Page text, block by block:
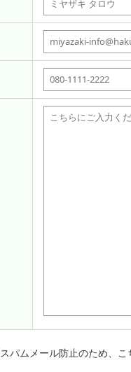
スパムメール防止のため、